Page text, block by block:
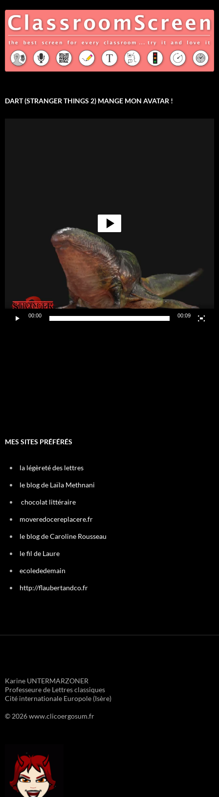
DART (STRANGER THINGS 2) MANGE MON AVATAR !
00:00 00:09
MES SITES PRÉFÉRÉS
la légèreté des lettres
le blog de Laïla Methnani
chocolat littéraire
moveredocereplacere.fr
le blog de Caroline Rousseau
le fil de Laure
ecolededemain
http://flaubertandco.fr
Karine UNTERMARZONER
Professeure de Lettres classiques
Cité internationale Europole (Isère)
© 2026 www.clicoergosum.fr